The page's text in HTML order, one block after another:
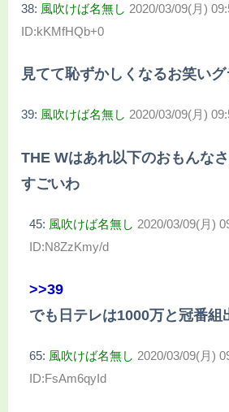
38: 風吹けば名無し 2020/03/09(月)
ID:kKMfHQb+0
見てて恥ずかしくなるお笑いグ
39: 風吹けば名無し 2020/03/09(月)
THE Wはあれ以下のおもんな
すごいわ
45: 風吹けば名無し 2020/03/09(月)
ID:N8ZzKmy/d
>>39
でも日テレは1000万と冠番組
65: 風吹けば名無し 2020/03/09(月)
ID:FsAm6qyId